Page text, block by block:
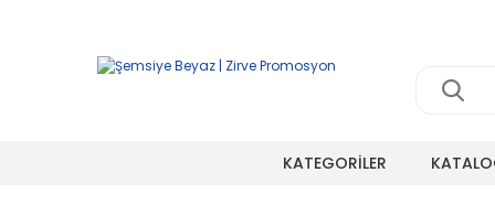
KATEGORİLER